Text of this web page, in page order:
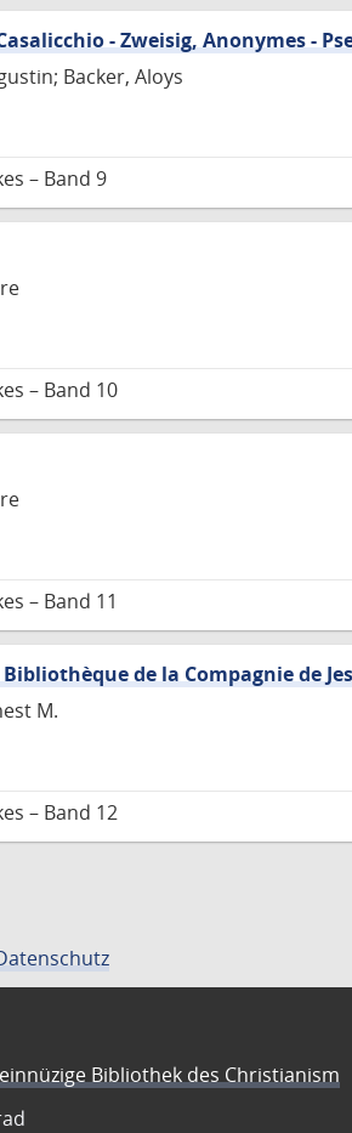
- Zweisig, Anonymes -
Backer, Aloys
– Band 9
– Band 10
– Band 11
de la Compagnie de
M.
– Band 12
Bibliothek des Christianism